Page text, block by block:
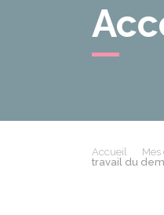
Accueil
travail du